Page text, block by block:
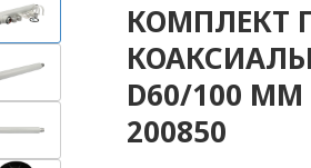
КОМПЛЕКТ
D60/100 ММ
200850